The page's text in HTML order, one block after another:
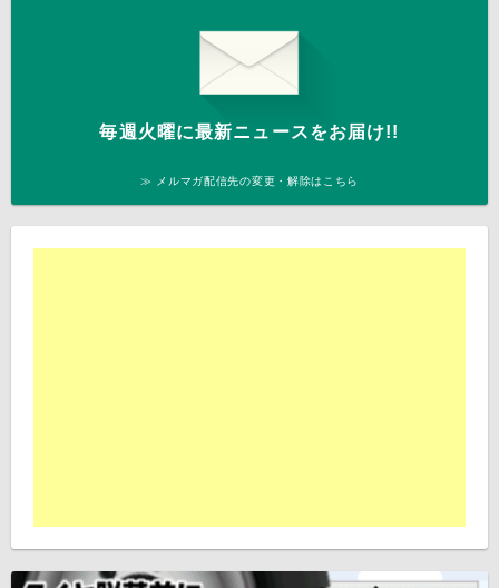
毎週火曜に最新ニュースをお届け!!
≫ メルマガ配信先の変更・解除はこちら